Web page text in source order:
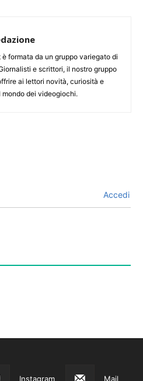
formata da un gruppo variegato di
e scrittori, il nostro gruppo
ai lettori novità, curiosità e
dei videogiochi.
Accedi
Instagram Mail